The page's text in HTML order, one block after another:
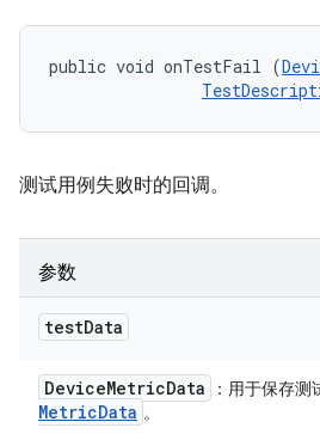
public void onTestFail (
测试用例失败时的回调。
参数
testData
DeviceMetricData ：用于保存
MetricData 。